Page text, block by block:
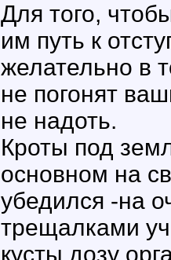
Для того,
им путь к
желательно в
не погонят
не надоть.
Кроты под
основном на
убедился -на
трещалками
кусты дозу